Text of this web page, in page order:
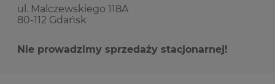
ul. Malczewskiego 118A
80-112 Gdańsk
Nie prowadzimy sprzedaży stacjonarnej!